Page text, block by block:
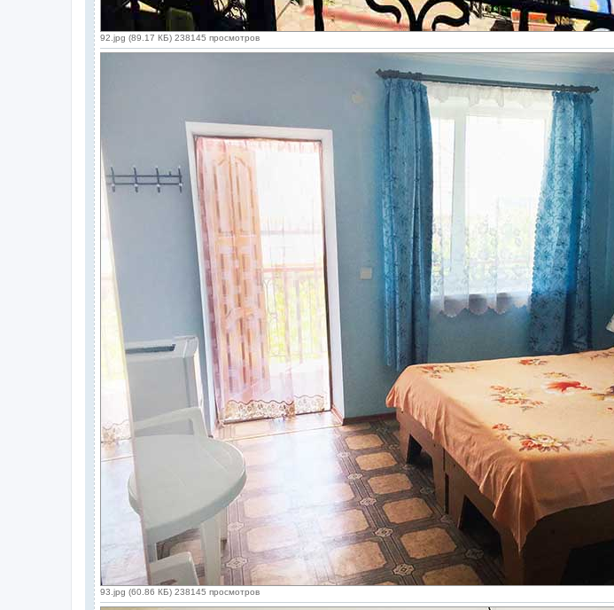
92.jpg (89.17 КБ) 238145 просмотров
93.jpg (60.86 КБ) 238145 просмотров